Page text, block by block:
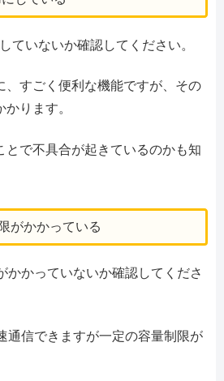
ていないか確認してください。
、すごく便利な機能ですが、その
ります。
とで不具合が起きているのかも知
がかかっている
かかっていないか確認してくださ
通信できますが一定の容量制限が